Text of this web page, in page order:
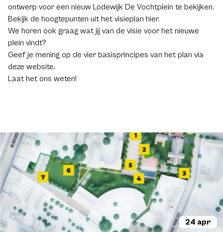
ontwerp voor een nieuw Lodewijk De Vochtplein te bekijken.
Bekijk de hoogtepunten uit het visieplan hier.
We horen ook graag wat jij van de visie voor het nieuwe
plein vindt?
Geef je mening op de vier basisprincipes van het plan via
deze website.
Laat het ons weten!
24 apr